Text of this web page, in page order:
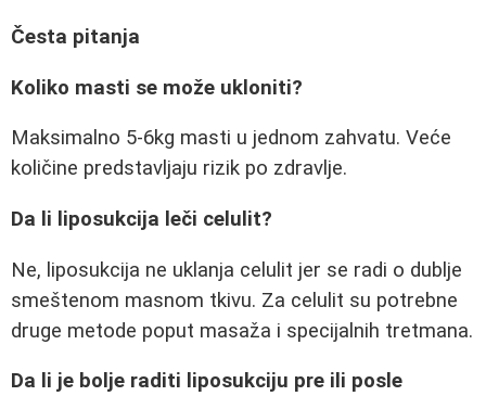
Česta pitanja
Koliko masti se može ukloniti?
Maksimalno 5-6kg masti u jednom zahvatu. Veće
količine predstavljaju rizik po zdravlje.
Da li liposukcija leči celulit?
Ne, liposukcija ne uklanja celulit jer se radi o dublje
smeštenom masnom tkivu. Za celulit su potrebne
druge metode poput masaža i specijalnih tretmana.
Da li je bolje raditi liposukciju pre ili posle